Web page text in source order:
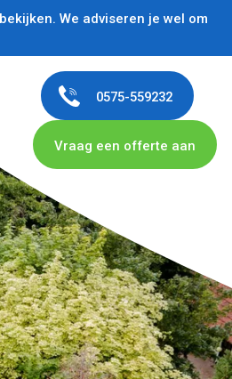
We adviseren je wel om
0575-559232
Vraag een offerte aan